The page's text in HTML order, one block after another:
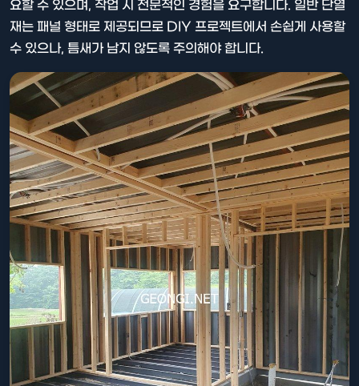
요할 수 있으며, 작업 시 전문적인 경험을 요구합니다. 일반 단열
재는 패널 형태로 제공되므로 DIY 프로젝트에서 손쉽게 사용할
수 있으나, 틈새가 남지 않도록 주의해야 합니다.